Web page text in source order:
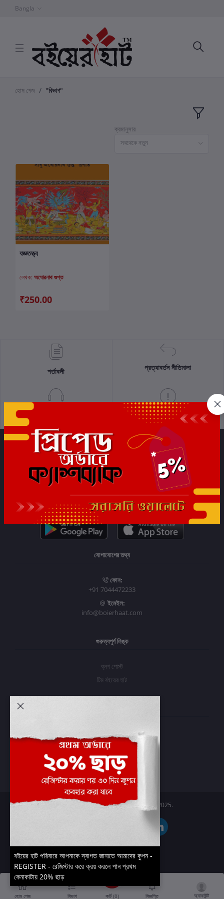
Bangla
হোম পেজ "বিভাগ"
ক্রমানুসার
সবথেকে নতুন
যজ্ঞতত্ত্ব
লেখক: অঘোরনাথ গুপ্ত
₹250.00
শর্তাবলী প্রত্যাবর্তন নীতিমালা
গোপনীয়তা নীতি
সাবস্ক্রাইব
যোগাযোগের তথ্য
ফোন:
+91 7044472233
ইমেইল:
info@boierhaat.com
গুরুত্বপূর্ণ লিঙ্ক
ব্লগ পোস্ট
টিম বইয়ের হাট
প্রবেশ করুন
অর্ডার ইতিহাস
আমার ইচ্ছাগুলি
অর্ডার ট্র্যাকিং
Boier Haat™ | © All rights reserved 2025.
হোম পেজ বিভাগ কার্ট (0) বিজ্ঞপ্তি অ্যাকাউন্ট
বইয়ের হাট পরিবারে আপনাকে স্বাগত জানাতে আমাদের কুপন -
REGISTER - রেজিস্টার করে ক্রয় করলে পান প্রথম
কেনাকাটায় 20% ছাড়